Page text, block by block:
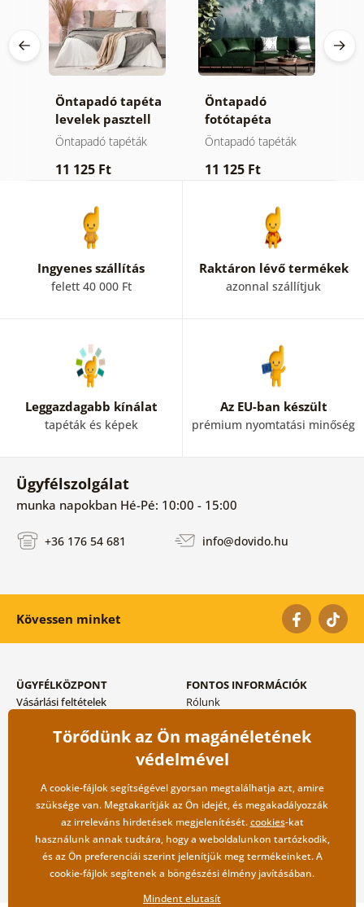
Öntapadó tapéta
levelek pasztell
színben
Öntapadó tapéták
11 125 Ft
Öntapadó
fotótapéta
hegyek a ködben
Öntapadó tapéták
11 125 Ft
Ingyenes szállítás
felett 40 000 Ft
Raktáron lévő termékek
azonnal szállítjuk
Leggazdagabb kínálat
tapéták és képek
Az EU-ban készült
prémium nyomtatási minőség
Ügyfélszolgálat
munka napokban Hé-Pé: 10:00 - 15:00
+36 176 54 681 info@dovido.hu
Kövessen minket
ÜGYFÉLKÖZPONT
Vásárlási feltételek
Szállítási és fizetési módok
FONTOS INFORMÁCIÓK
Rólunk
Blog
Kapcsolat
Nagykereskedelmi
együttműködés
Törődünk az Ön magánéletének
védelmével
A cookie-fájlok segítségével gyorsan megtalálhatja azt, amire
szüksége van. Megtakarítják az Ön idejét, és megakadályozzák
az irreleváns hirdetések megjelenítését.cookies-kat
használunk annak tudtára, hogy a weboldalunkon tartózkodik,
és az Ön preferenciái szerint jelenítjük meg termékeinket. A
cookie-fájlok segítenek a böngészési élmény javításában.
Mindent elutasít